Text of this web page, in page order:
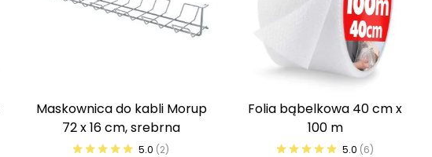
Maskownica do kabli Morup
72 x 16 cm, srebrna
5.0 (2)
Folia bąbelkowa 40 cm x
100 m
5.0 (6)